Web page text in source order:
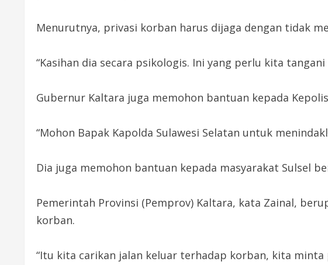
Menurutnya, privasi korban harus dijaga dengan tidak
“Kasihan dia secara psikologis. Ini yang perlu kita
Gubernur Kaltara juga memohon bantuan kepada
“Mohon Bapak Kapolda Sulawesi Selatan untuk
Dia juga memohon bantuan kepada masyarakat Sulsel
Pemerintah Provinsi (Pemprov) Kaltara, kata Zainal,
korban.
“Itu kita carikan jalan keluar terhadap korban, kita